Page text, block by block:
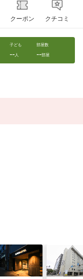
クーポン クチコミ
子ども
--人
部屋数
--部屋